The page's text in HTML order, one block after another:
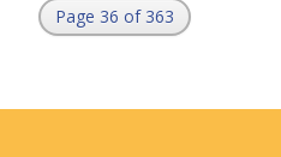
Page 36 of 363